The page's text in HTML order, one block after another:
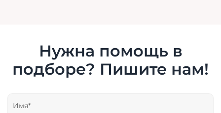
Нужна помощь в
подборе? Пишите нам!